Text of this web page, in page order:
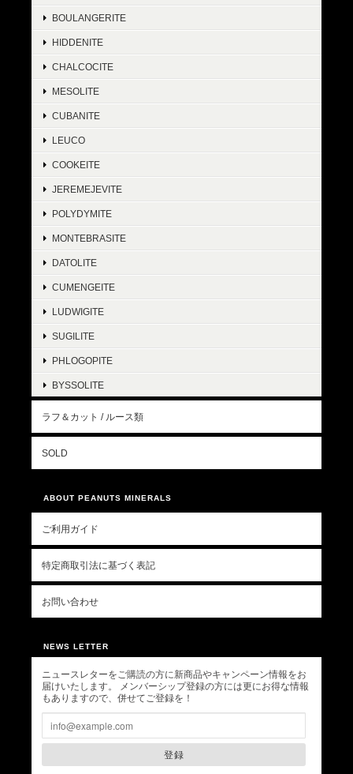
BOULANGERITE
HIDDENITE
CHALCOCITE
MESOLITE
CUBANITE
LEUCO
COOKEITE
JEREMEJEVITE
POLYDYMITE
MONTEBRASITE
DATOLITE
CUMENGEITE
LUDWIGITE
SUGILITE
PHLOGOPITE
BYSSOLITE
ラフ＆カット / ルース類
SOLD
ABOUT PEANUTS MINERALS
ご利用ガイド
特定商取引法に基づく表記
お問い合わせ
NEWS LETTER
ニュースレターをご購読の方に新商品やキャンペーン情報をお
届けいたします。 メンバーシップ登録の方には更にお得な情報
もありますので、併せてご登録を！
登録